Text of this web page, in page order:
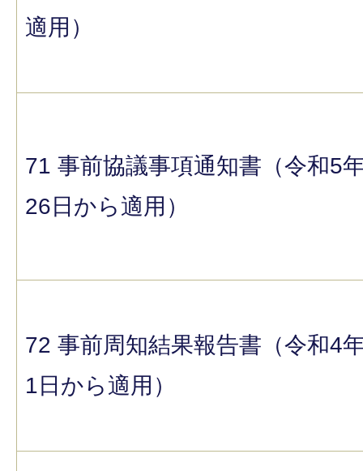
適用）
71 事前協議事項通知書（令和5
26日から適用）
72 事前周知結果報告書（令和4
1日から適用）